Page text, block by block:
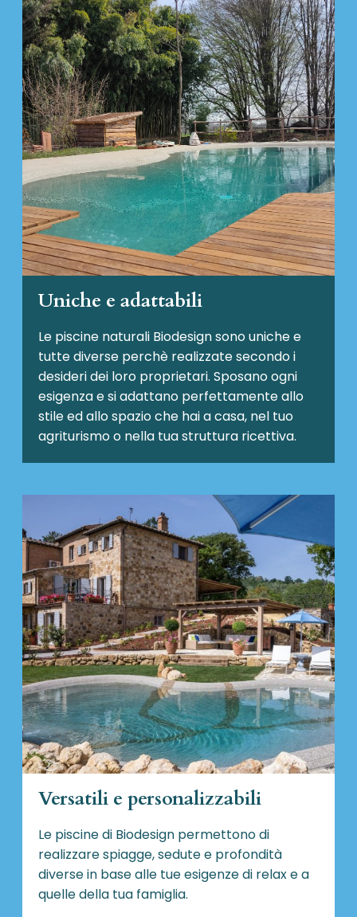
Uniche e adattabili
Le piscine naturali Biodesignsono uniche e
tutte diverse perchè realizzate secondo i
desideri dei loro proprietari. Sposano ogni
esigenza e si adattano perfettamente allo
stile ed allo spazio che hai a casa, nel tuo
agriturismo o nella tua struttura ricettiva.
Versatili e personalizzabili
Le piscine di Biodesign permettono di
realizzare spiagge, sedute e profondità
diverse in base alle tue esigenze di relax e a
quelle della tua famiglia.